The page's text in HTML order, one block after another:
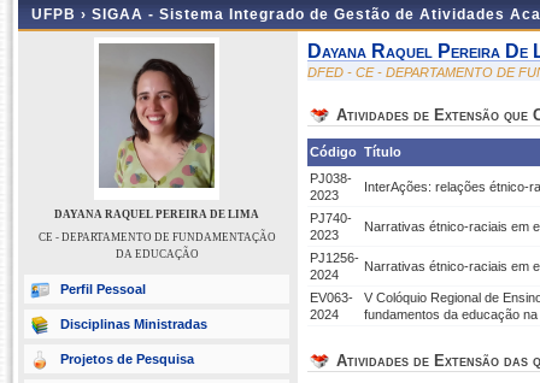
UFPB › SIGAA - Sistema Integrado de Gestão de Atividades
DAYANA RAQUEL PEREIRA DE LIMA
CE - DEPARTAMENTO DE FUNDAMENTAÇÃO
DA EDUCAÇÃO
Perfil Pessoal
Disciplinas Ministradas
Projetos de Pesquisa
Dayana Raquel Pereira De
DFED - CE - DEPARTAMENTO DE
Atividades de Extensão que
Código Título
PJ038-
2023
InterAções: relações étnico-
PJ740-
2023
Narrativas étnico-raciais em
PJ1256-
2024
Narrativas étnico-raciais em
EV063-
2024
V Colóquio Regional de
fundamentos da educação
Atividades de Extensão das